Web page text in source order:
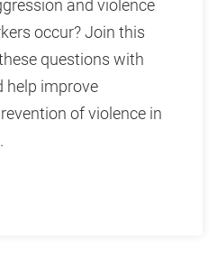
and violence
occur? Join this
questions with
help improve
of violence in